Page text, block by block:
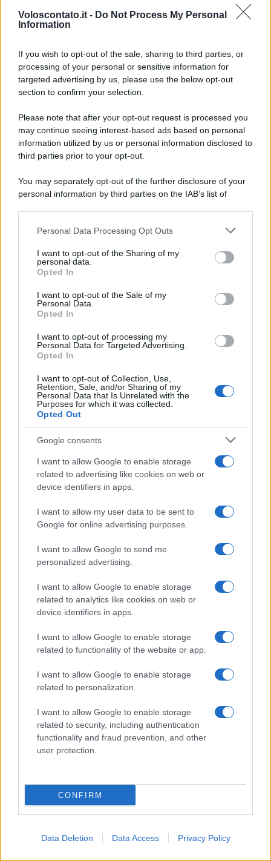
Voloscontato.it - Do Not Process My Personal
Information
If you wish to opt-out of the sale, sharing to third parties, or
processing of your personal or sensitive information for
targeted advertising by us, please use the below opt-out
section to confirm your selection.
Please note that after your opt-out request is processed you
may continue seeing interest-based ads based on personal
information utilized by us or personal information disclosed to
third parties prior to your opt-out.
You may separately opt-out of the further disclosure of your
personal information by third parties on the IAB’s list of
This information may also be disclosed by us to third parties
disclose it to other third parties.
Please note that this website/app uses one or more Google
services and may gather and store information including but
not limited to your visit or usage behaviour. You may click to
grant or deny consent to Google and its third-party tags to
consent section.
Personal Data Processing Opt Outs
I want to opt-out of the Sharing of my
personal data.
Opted In
I want to opt-out of the Sale of my
Personal Data.
Opted In
I want to opt-out of processing my
Personal Data for Targeted Advertising.
Opted In
I want to opt-out of Collection, Use,
Retention, Sale, and/or Sharing of my
Personal Data that Is Unrelated with the
Purposes for which it was collected.
Opted Out
Google consents
I want to allow Google to enable storage
related to advertising like cookies on web or
device identifiers in apps.
I want to allow my user data to be sent to
Google for online advertising purposes.
I want to allow Google to send me
personalized advertising.
I want to allow Google to enable storage
related to analytics like cookies on web or
device identifiers in apps.
I want to allow Google to enable storage
related to functionality of the website or app.
I want to allow Google to enable storage
related to personalization.
I want to allow Google to enable storage
related to security, including authentication
functionality and fraud prevention, and other
user protection.
CONFIRM
Data Deletion Data Access Privacy Policy
GUIDE PER VIAGGIATORI
senza provarla: dove mangiare l’arancina
Lo sapevi che...
Il cammino italiano che tutti possono
fare in un giorno conquista sempre più
viaggiatori
Il 12 agosto il cielo cambierà volto:
l’eclissi che mancava dal 1999 sarà
È stato eletto il sentiero più bello del
Regno Unito: il paesaggio lascia senza
fiato
SIAMO
REDAZIONE CONTATTI
ACCREDITAMENTI
© 2026 - VOLOSCONTATO CONSIGLI E DIARI DI VIAGGIO - P.IVA
INFERIORE N. 3/2026 – REG. N. 1894/2026 ISCRIZIONE AL ROC N.
35792 – ISCRITTA ALL’ANSO (ASSOCIAZIONE NAZIONALE STAMPA
PRIVACY E NOTIFICHE
PREFERENZE PRIVACY